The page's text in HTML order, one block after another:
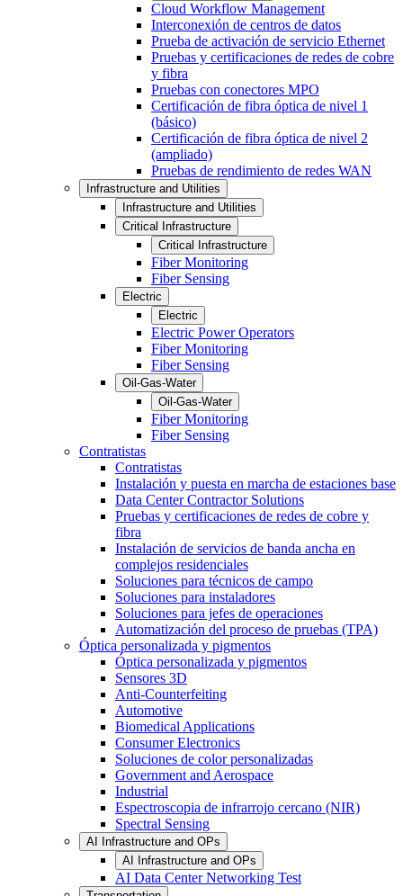
Cloud Workflow Management
Interconexión de centros de datos
Prueba de activación de servicio Ethernet
Pruebas y certificaciones de redes de cobre
y fibra
Pruebas con conectores MPO
Certificación de fibra óptica de nivel 1
(básico)
Certificación de fibra óptica de nivel 2
(ampliado)
Pruebas de rendimiento de redes WAN
Infrastructure and Utilities
Infrastructure and Utilities
Critical Infrastructure
Critical Infrastructure
Fiber Monitoring
Fiber Sensing
Electric
Electric
Electric Power Operators
Fiber Monitoring
Fiber Sensing
Oil-Gas-Water
Oil-Gas-Water
Fiber Monitoring
Fiber Sensing
Contratistas
Contratistas
Instalación y puesta en marcha de estaciones base
Data Center Contractor Solutions
Pruebas y certificaciones de redes de cobre y
fibra
Instalación de servicios de banda ancha en
complejos residenciales
Soluciones para técnicos de campo
Soluciones para instaladores
Soluciones para jefes de operaciones
Automatización del proceso de pruebas (TPA)
Óptica personalizada y pigmentos
Óptica personalizada y pigmentos
Sensores 3D
Anti-Counterfeiting
Automotive
Biomedical Applications
Consumer Electronics
Soluciones de color personalizadas
Government and Aerospace
Industrial
Espectroscopia de infrarrojo cercano (NIR)
Spectral Sensing
AI Infrastructure and OPs
AI Infrastructure and OPs
AI Data Center Networking Test